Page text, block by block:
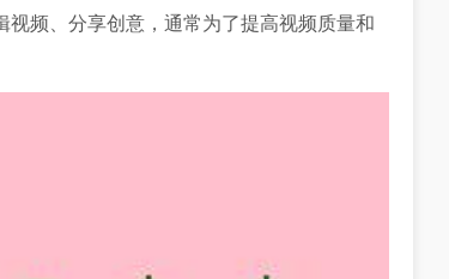
频、分享创意，通常为了提高视频质量和